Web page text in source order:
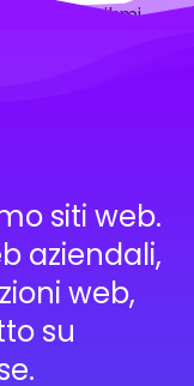
siti web.
aziendali,
web,
su